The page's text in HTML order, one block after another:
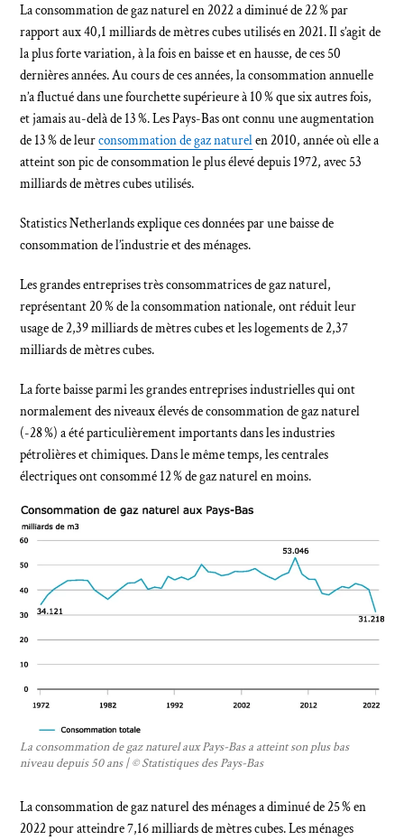
La consommation de gaz naturel en 2022 a diminué de 22 % par
rapport aux 40,1 milliards de mètres cubes utilisés en 2021. Il s’agit de
la plus forte variation, à la fois en baisse et en hausse, de ces 50
dernières années. Au cours de ces années, la consommation annuelle
n’a fluctué dans une fourchette supérieure à 10 % que six autres fois,
et jamais au-delà de 13 %. Les Pays-Bas ont connu une augmentation
de 13 % de leurconsommation de gaz naturelen 2010, année où elle a
atteint son pic de consommation le plus élevé depuis 1972, avec 53
milliards de mètres cubes utilisés.
Statistics Netherlands explique ces données par une baisse de
consommation de l’industrie et des ménages.
Les grandes entreprises très consommatrices de gaz naturel,
représentant 20 % de la consommation nationale, ont réduit leur
usage de 2,39 milliards de mètres cubes et les logements de 2,37
milliards de mètres cubes.
La forte baisse parmi les grandes entreprises industrielles qui ont
normalement des niveaux élevés de consommation de gaz naturel
(-28 %) a été particulièrement importants dans les industries
pétrolières et chimiques. Dans le même temps, les centrales
électriques ont consommé 12 % de gaz naturel en moins.
La consommation de gaz naturel aux Pays-Bas a atteint son plus bas
niveau depuis 50 ans | © Statistiques des Pays-Bas
La consommation de gaz naturel des ménages a diminué de 25 % en
2022 pour atteindre 7,16 milliards de mètres cubes. Les ménages